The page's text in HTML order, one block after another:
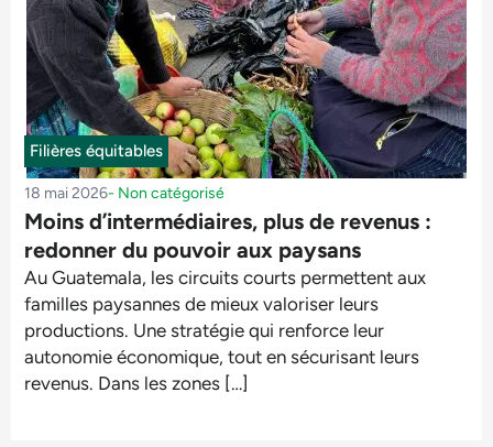
Filières équitables
18 mai 2026- Non catégorisé
Moins d’intermédiaires, plus de revenus :
redonner du pouvoir aux paysans
Au Guatemala, les circuits courts permettent aux
familles paysannes de mieux valoriser leurs
productions. Une stratégie qui renforce leur
autonomie économique, tout en sécurisant leurs
revenus. Dans les zones […]